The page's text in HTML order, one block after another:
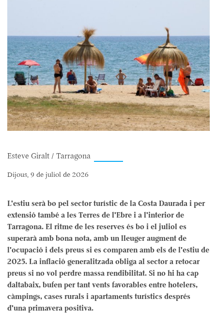
Esteve Giralt / Tarragona
Dijous, 9 de juliol de 2026
L'estiu serà bo pel sector turístic de la Costa Daurada i per
extensió també a les Terres de l'Ebre i a l'interior de
Tarragona. El ritme de les reserves és bo i el juliol es
superarà amb bona nota, amb un lleuger augment de
l'ocupació i dels preus si es comparen amb els de l'estiu de
2025. La inflació generalitzada obliga al sector a retocar
preus si no vol perdre massa rendibilitat. Si no hi ha cap
daltabaix, bufen per tant vents favorables entre hotelers,
càmpings, cases rurals i apartaments turístics després
d'una primavera positiva.